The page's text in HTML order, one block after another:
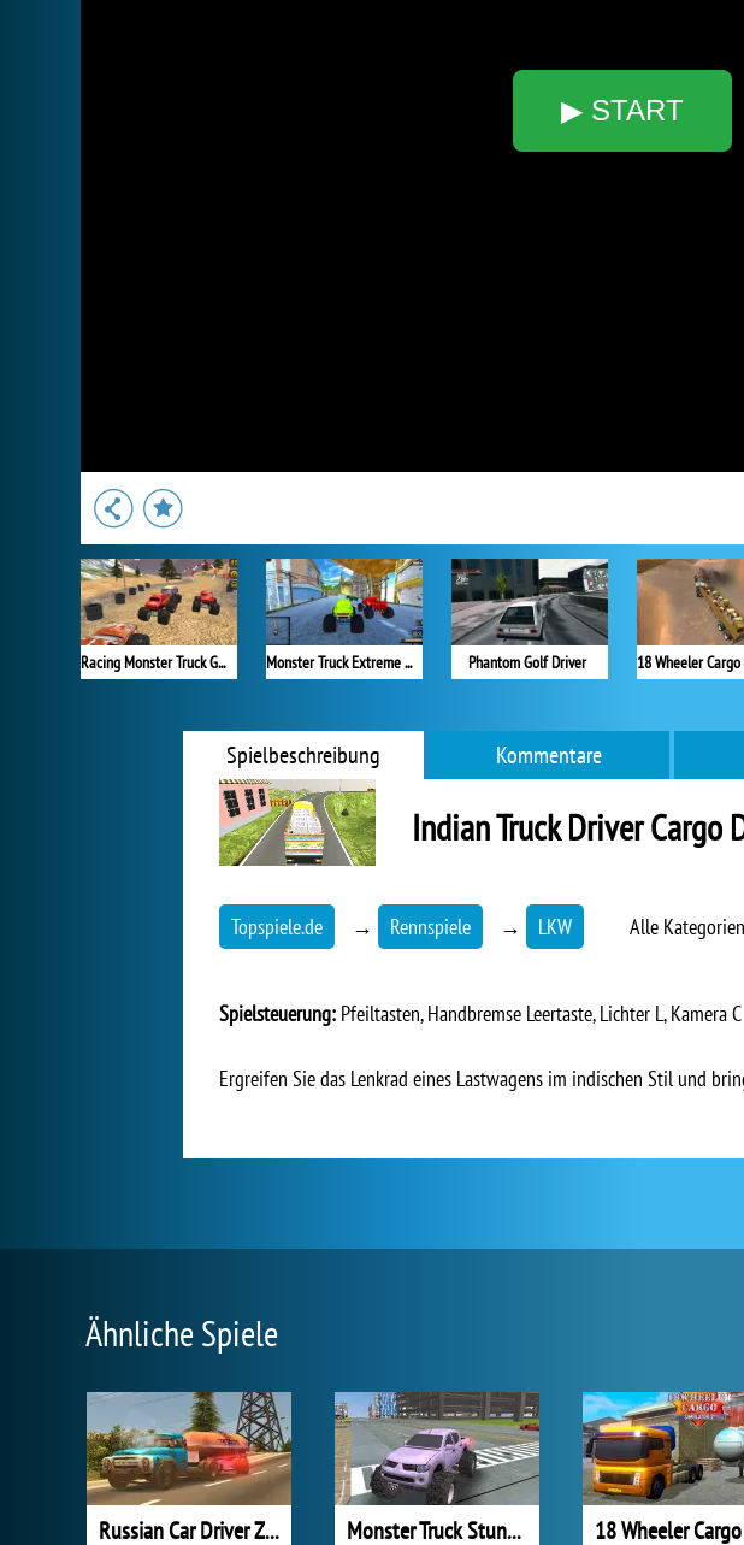
▶ START
Racing Monster Truck Game 3D Monster Truck Extreme Racing Phantom Golf Driver
Spielbeschreibung Kommentare
Indian Truck Driver Cargo
Topspiele.de → Rennspiele → LKW Alle
Spielsteuerung: Pfeiltasten, Handbremse Leertaste, Lichter L, Kamera C
Ergreifen Sie das Lenkrad eines Lastwagens im indischen Stil und
Ähnliche Spiele
Russian Car Driver ZIL 130 Monster Truck Stunts Fahrsimulator